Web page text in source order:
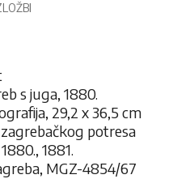
s juga, 1880.
29,2 x 36,5 cm
potresa
1881.
MGZ-4854/67